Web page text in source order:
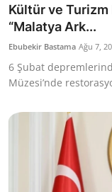
Kültür ve Turizm
“Malatya Ark...
Ebubekir Bastama Ağu 7,
6 Şubat
Müzesi’nde